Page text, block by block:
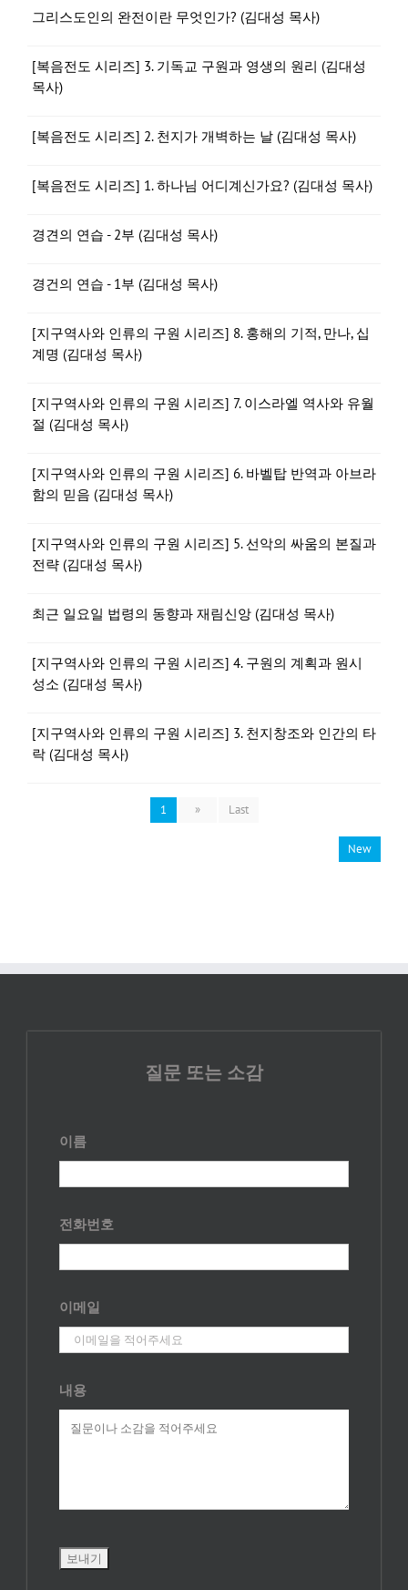
그리스도인의 완전이란 무엇인가? (김대성 목사)
[복음전도 시리즈] 3. 기독교 구원과 영생의 원리 (김대성
목사)
[복음전도 시리즈] 2. 천지가 개벽하는 날 (김대성 목사)
[복음전도 시리즈] 1. 하나님 어디계신가요? (김대성 목사)
경견의 연습 - 2부 (김대성 목사)
경건의 연습 - 1부 (김대성 목사)
[지구역사와 인류의 구원 시리즈] 8. 홍해의 기적, 만나, 십
계명 (김대성 목사)
[지구역사와 인류의 구원 시리즈] 7. 이스라엘 역사와 유월
절 (김대성 목사)
[지구역사와 인류의 구원 시리즈] 6. 바벨탑 반역과 아브라
함의 믿음 (김대성 목사)
[지구역사와 인류의 구원 시리즈] 5. 선악의 싸움의 본질과
전략 (김대성 목사)
최근 일요일 법령의 동향과 재림신앙 (김대성 목사)
[지구역사와 인류의 구원 시리즈] 4. 구원의 계획과 원시
성소 (김대성 목사)
[지구역사와 인류의 구원 시리즈] 3. 천지창조와 인간의 타
락 (김대성 목사)
1 » Last
New
질문 또는 소감
이름
전화번호
이메일
내용